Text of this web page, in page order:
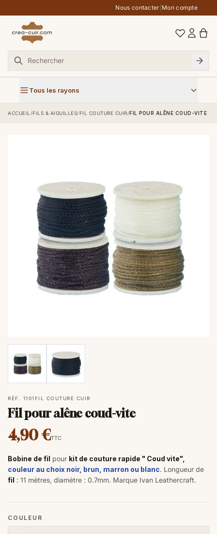
Nous contacter Mon compte
Tous les rayons
ACCUEIL /FILS & AIGUILLES/ FIL COUTURE CUIR/FIL POUR ALÊNE COUD-VITE
RÉF. 1101 FIL COUTURE CUIR
Fil pour alêne coud-vite
4,90 €TTC
Bobine de fil pour kit de couture rapide " Coud vite",
couleur au choix noir, brun, marron ou blanc. Longueur de
fil : 11 mètres, diamètre : 0.7mm. Marque Ivan Leathercraft.
COULEUR